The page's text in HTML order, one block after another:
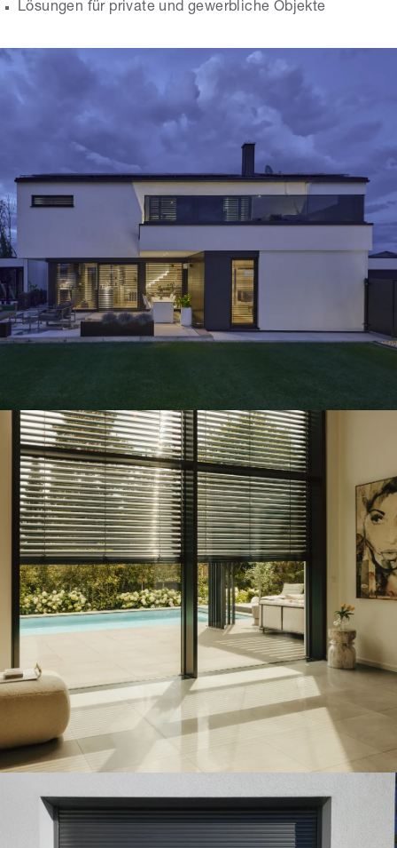
Lösungen für private und gewerbliche Objekte